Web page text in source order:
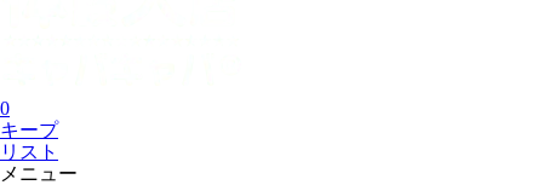
0
キープ
リスト
メニュー